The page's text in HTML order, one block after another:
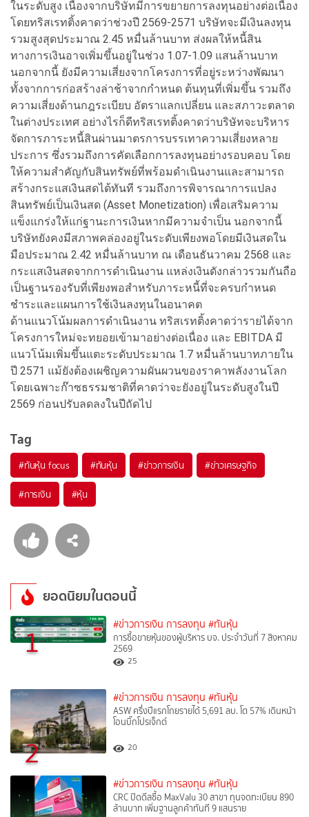
ในระดับสูง เนื่องจากบริษัทมีการขยายการลงทุนอย่างต่อเนื่อง
โดยทริสเรทติ้งคาดว่าช่วงปี 2569-2571 บริษัทจะมีเงินลงทุน
รวมสูงสุดประมาณ 2.45 หมื่นล้านบาท ส่งผลให้หนี้สิน
ทางการเงินอาจเพิ่มขึ้นอยู่ในช่วง 1.07-1.09 แสนล้านบาท
นอกจากนี้ ยังมีความเสี่ยงจากโครงการที่อยู่ระหว่างพัฒนา
ทั้งจากการก่อสร้างล่าช้าจากกำหนด ต้นทุนที่เพิ่มขึ้น รวมถึง
ความเสี่ยงด้านกฎระเบียบ อัตราแลกเปลี่ยน และสภาวะตลาด
ในต่างประเทศ อย่างไรก็ดีทริสเรทติ้งคาดว่าบริษัทจะบริหาร
จัดการภาระหนี้สินผ่านมาตรการบรรเทาความเสี่ยงหลาย
ประการ ซึ่งรวมถึงการคัดเลือกการลงทุนอย่างรอบคอบ โดย
ให้ความสำคัญกับสินทรัพย์ที่พร้อมดำเนินงานและสามารถ
สร้างกระแสเงินสดได้ทันที รวมถึงการพิจารณาการแปลง
สินทรัพย์เป็นเงินสด (Asset Monetization) เพื่อเสริมความ
แข็งแกร่งให้แก่ฐานะการเงินหากมีความจำเป็น นอกจากนี้
บริษัทยังคงมีสภาพคล่องอยู่ในระดับเพียงพอโดยมีเงินสดใน
มือประมาณ 2.42 หมื่นล้านบาท ณ เดือนธันวาคม 2568 และ
กระแสเงินสดจากการดำเนินงาน แหล่งเงินดังกล่าวรวมกันถือ
เป็นฐานรองรับที่เพียงพอสำหรับภาระหนี้ที่จะครบกำหนด
ชำระและแผนการใช้เงินลงทุนในอนาคต
ด้านแนวโน้มผลการดำเนินงาน ทริสเรทติ้งคาดว่ารายได้จาก
โครงการใหม่จะทยอยเข้ามาอย่างต่อเนื่อง และ EBITDA มี
แนวโน้มเพิ่มขึ้นแตะระดับประมาณ 1.7 หมื่นล้านบาทภายใน
ปี 2571 แม้ยังต้องเผชิญความผันผวนของราคาพลังงานโลก
โดยเฉพาะก๊าซธรรมชาติที่คาดว่าจะยังอยู่ในระดับสูงในปี
2569 ก่อนปรับลดลงในปีถัดไป
Tag
#ทันหุ้น focus #ทันหุ้น #ข่าวการเงิน #ข่าวเศรษฐกิจ
#การเงิน #หุ้น
ยอดนิยมในตอนนี้
1 #ข่าวการเงิน การลงทุน #ทันหุ้น
การซื้อขายหุ้นของผู้บริหาร บจ. ประจำวันที่ 7 สิงหาคม
2569
25
2
#ข่าวการเงิน การลงทุน #ทันหุ้น
ASW ครึ่งปีแรกโกยรายได้ 5,691 ลบ. โต 57% เดินหน้า
โอนบิ๊กโปรเจ็กต์
20
#ข่าวการเงิน การลงทุน #ทันหุ้น
CRC ปิดดีลซื้อ MaxValu 30 สาขา ทุนจดทะเบียน 890
ล้านบาท เพิ่มฐานลูกค้าทันที 9 แสนราย